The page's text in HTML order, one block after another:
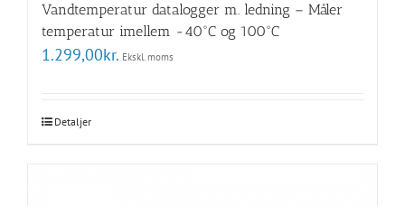
Vandtemperatur datalogger m. ledning – Måler
temperatur imellem -40°C og 100°C
1.299,00kr. Ekskl. moms
Detaljer